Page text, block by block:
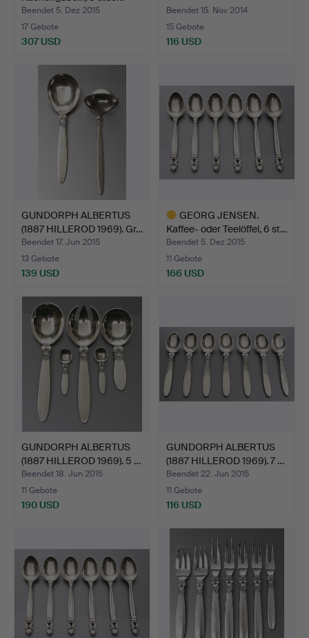
Beendet 5. Dez 2015
17 Gebote
307 USD
Beendet 15. Nov 2014
15 Gebote
116 USD
GUNDORPH ALBERTUS
(1887 HILLEROD 1969). Gr…
Beendet 17. Jun 2015
13 Gebote
139 USD
GEORG JENSEN.
Kaffee- oder Teelöffel, 6 st…
Beendet 5. Dez 2015
11 Gebote
166 USD
GUNDORPH ALBERTUS
(1887 HILLEROD 1969). 5 …
Beendet 18. Jun 2015
11 Gebote
190 USD
GUNDORPH ALBERTUS
(1887 HILLEROD 1969). 7 …
Beendet 22. Jun 2015
11 Gebote
116 USD